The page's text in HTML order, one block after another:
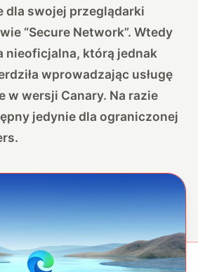
dla swojej przeglądarki
“Secure Network”. Wtedy
nieoficjalna, którą jednak
wprowadzając usługę
w wersji Canary. Na razie
jedynie dla ograniczonej